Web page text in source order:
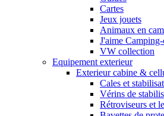
Cartes
Jeux jouets
Animaux en
J'aime
VW collection
Equipement exterieur
Exterieur cabine &
Cales et
Vérins de
Rétroviseurs et